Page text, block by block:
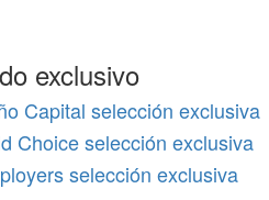
exclusivo
Capital selección exclusiva
Choice selección exclusiva
selección exclusiva